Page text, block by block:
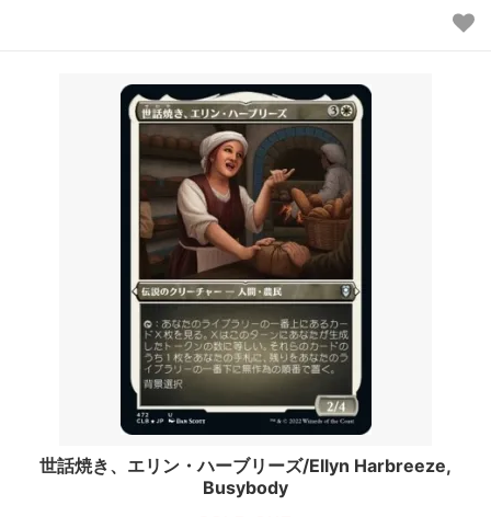
世話焼き、エリン・ハーブリーズ/Ellyn Harbreeze,
Busybody